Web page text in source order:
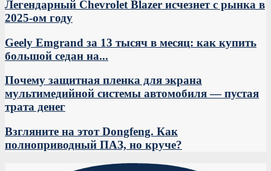
Легендарный Chevrolet Blazer исчезнет с рынка в
2025-ом году
Geely Emgrand за 13 тысяч в месяц: как купить
большой седан на...
Почему защитная пленка для экрана
мультимедийной системы автомобиля — пустая
трата денег
Взгляните на этот Dongfeng. Как
полноприводный ПАЗ, но круче?